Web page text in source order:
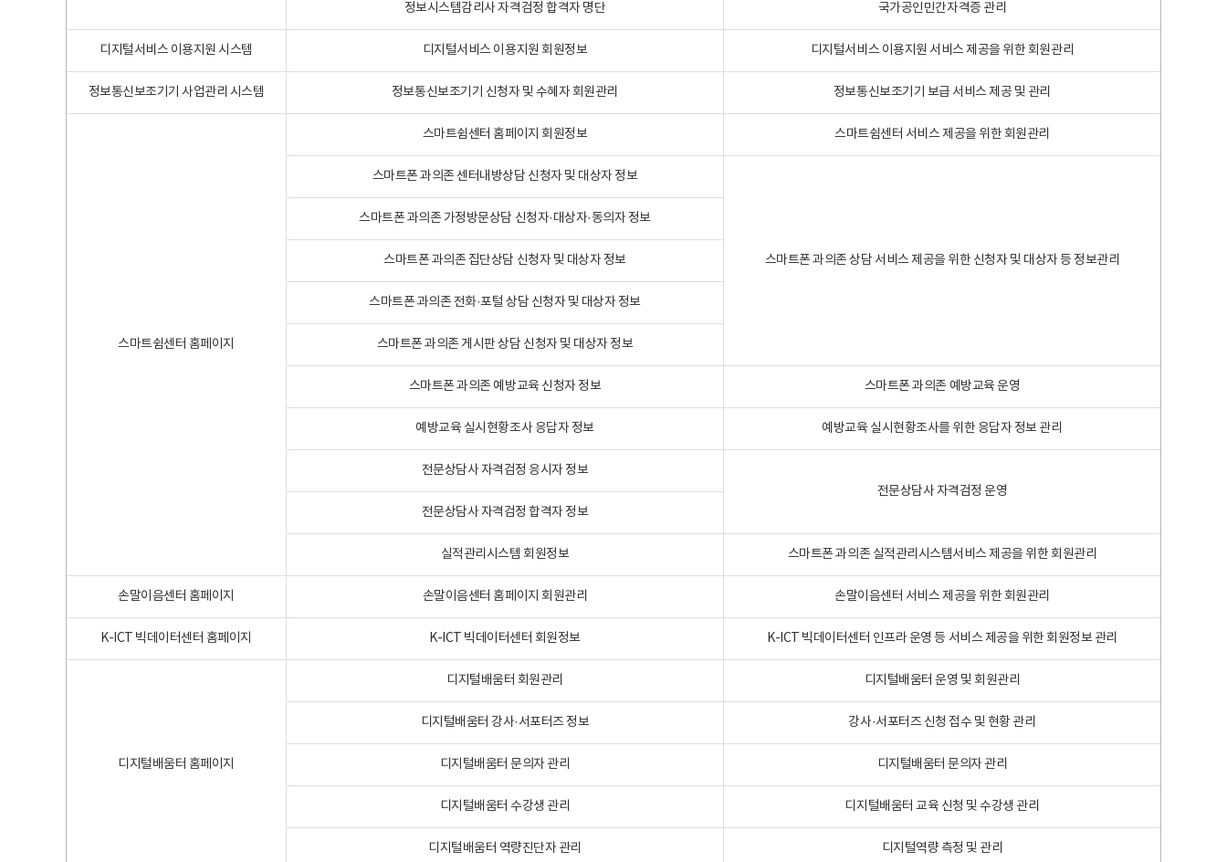
정보시스템감리사 자격검정 합격자 명단 국가공인민간자격증 관리
디지털서비스 이용지원 시스템 디지털서비스 이용지원 회원정보 디지털서비스 이용지원 서비스 제공을 위한 회원관리
정보통신보조기기 사업관리 시스템 정보통신보조기기 신청자 및 수혜자 회원관리 정보통신보조기기 보급 서비스 제공 및 관리
스마트쉼센터 홈페이지
스마트쉼센터 홈페이지 회원정보 스마트쉼센터 서비스 제공을 위한 회원관리
스마트폰 과의존 센터내방상담 신청자 및 대상자 정보
스마트폰 과의존 상담 서비스 제공을 위한 신청자 및 대상자 등 정보관리
스마트폰 과의존 가정방문상담 신청자·대상자·동의자 정보
스마트폰 과의존 집단상담 신청자 및 대상자 정보
스마트폰 과의존 전화·포털 상담 신청자 및 대상자 정보
스마트폰 과의존 게시판 상담 신청자 및 대상자 정보
스마트폰 과의존 예방교육 신청자 정보 스마트폰 과의존 예방교육 운영
예방교육 실시현황조사 응답자 정보 예방교육 실시현황조사를 위한 응답자 정보 관리
전문상담사 자격검정 응시자 정보
전문상담사 자격검정 운영
전문상담사 자격검정 합격자 정보
실적관리시스템 회원정보 스마트폰 과의존 실적관리시스템서비스 제공을 위한 회원관리
손말이음센터 홈페이지 손말이음센터 홈페이지 회원관리 손말이음센터 서비스 제공을 위한 회원관리
K-ICT 빅데이터센터 홈페이지 K-ICT 빅데이터센터 회원정보 K-ICT 빅데이터센터 인프라 운영 등 서비스 제공을 위한 회원정보 관리
디지털배움터 홈페이지
디지털배움터 회원관리 디지털배움터 운영 및 회원관리
디지털배움터 강사·서포터즈 정보 강사·서포터즈 신청 접수 및 현황 관리
디지털배움터 문의자 관리 디지털배움터 문의자 관리
디지털배움터 수강생 관리 디지털배움터 교육 신청 및 수강생 관리
디지털배움터 역량진단자 관리 디지털역량 측정 및 관리